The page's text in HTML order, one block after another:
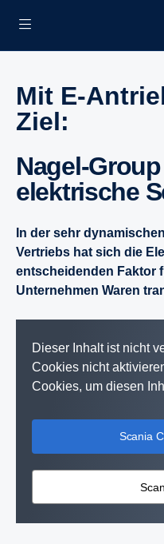
Mit E-​Antrieb cool ans
Ziel:
Nagel-​Group setzt auf
elektri­sche
In der sehr
Vertriebs hat sich die
entscheidenden Faktor
Unternehmen Waren
Dieser Inhalt ist nicht
Cookies nicht
Cookies, um diesen
Scania